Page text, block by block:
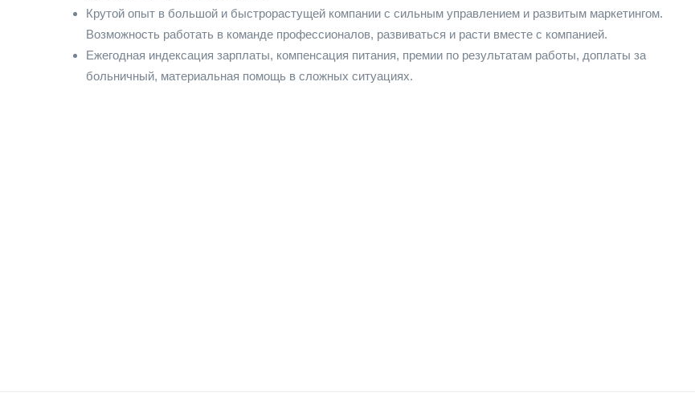
Крутой опыт в большой и быстрорастущей компании с сильным управлением и развитым маркетингом.
Возможность работать в команде профессионалов, развиваться и расти вместе с компанией.
Ежегодная индексация зарплаты, компенсация питания, премии по результатам работы, доплаты за
больничный, материальная помощь в сложных ситуациях.